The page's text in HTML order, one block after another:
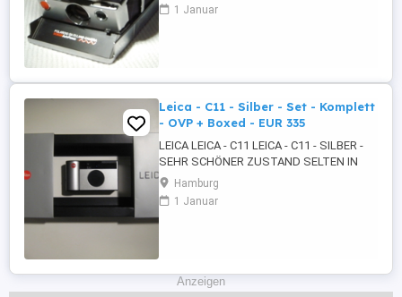
SONAR AUTOFOKUS - INSTANT KAMERA
BILDFORMAT 1:1 ...
1 Januar
Leica - C11 - Silber - Set - Komplett
- OVP + Boxed - EUR 335
LEICA LEICA - C11 LEICA - C11 - SILBER -
SEHR SCHÖNER ZUSTAND SELTEN IN
DIESEM ZUSTAND ZU FINDEN - SET
KOMPLETT - OVP ORIGINALVERPACKUNG
- + BOXED* - PAPIERE
PLEXIGLAS GEHÄUSE - FARBE ...
Hamburg
1 Januar
Anzeigen